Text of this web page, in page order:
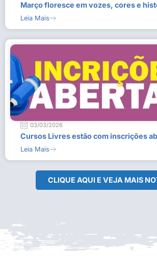
Março floresce em vozes, cores e
Leia Mais
03/03/2026
Cursos Livres estão com inscrições
Leia Mais
CLIQUE AQUI E VEJA MAIS